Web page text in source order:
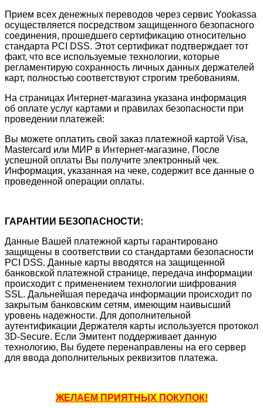
Прием всех денежных переводов через сервис Yookassa
осуществляется посредством защищенного безопасного
соединения, прошедшего сертификацию относительно
стандарта PCI DSS. Этот сертификат подтверждает тот
факт, что все используемые технологии, которые
регламентирую сохранность личных данных держателей
карт, полностью соответствуют строгим требованиям.
На страницах Интернет-магазина указана информация
об оплате услуг картами и правилах безопасности при
проведении платежей:
Вы можете оплатить свой заказ платежной картой Visa,
Mastercard или МИР в Интернет-магазине. После
успешной оплаты Вы получите электронный чек.
Информация, указанная на чеке, содержит все данные о
проведенной операции оплаты.
ГАРАНТИИ БЕЗОПАСНОСТИ:
Данные Вашей платежной карты гарантировано
защищены в соответствии со стандартами безопасности
PCI DSS. Данные карты вводятся на защищенной
банковской платежной странице, передача информации
происходит с применением технологии шифрования
SSL. Дальнейшая передача информации происходит по
закрытым банковским сетям, имеющим наивысший
уровень надежности. Для дополнительной
аутентификации Держателя карты используется протокол
3D-Secure. Если Эмитент поддерживает данную
технологию, Вы будете перенаправлены на его сервер
для ввода дополнительных реквизитов платежа.
ЖЕЛАЕМ ПРИЯТНЫХ ПОКУПОК!